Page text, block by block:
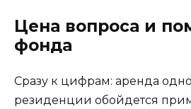
Цена вопроса и
фонда
Сразу к цифрам: аренда
резиденции обойдется